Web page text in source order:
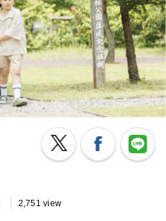
2,751 view